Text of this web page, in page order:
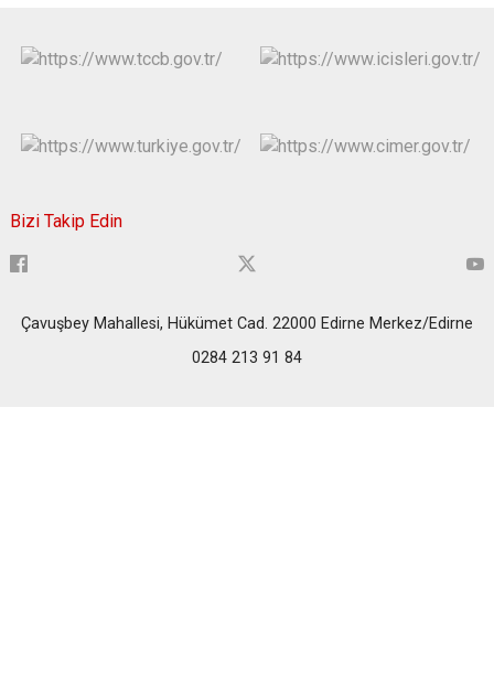
Bizi Takip Edin
Çavuşbey Mahallesi, Hükümet Cad. 22000 Edirne Merkez/Edirne
0284 213 91 84